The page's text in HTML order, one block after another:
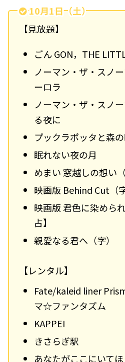
10月1日（土）
【見放題】
ごん GON，THE
ノーマン・ザ・スノ
ーロラ
ノーマン・ザ・スノ
る夜に
プックラポッタと森
眠れない夜の月
めまい 窓越しの想い（
映画版 Behind Cut（字
映画版 君色に染められ
占】
親愛なる君へ（字）
【レンタル】
Fate/kaleid liner
マ☆ファンタズム
KAPPEI
きさらぎ駅
あなたがここにいてほ